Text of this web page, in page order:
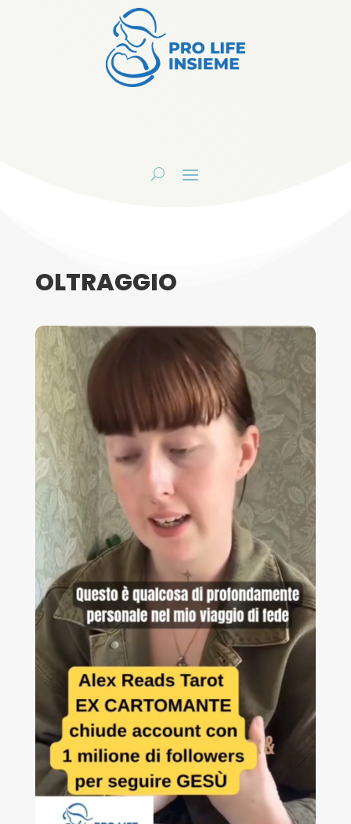
OLTRAGGIO